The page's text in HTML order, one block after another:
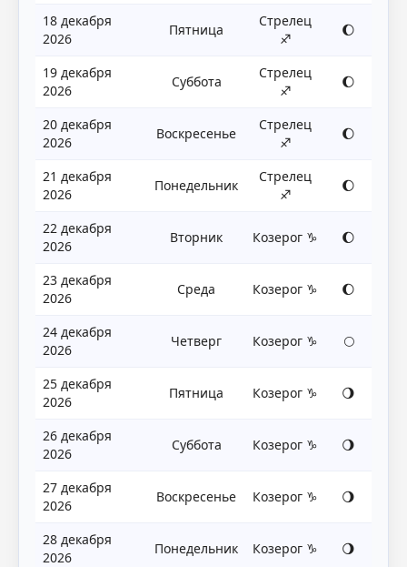
18 декабря
2026
Пятница
Стрелец
♐
🌔
19 декабря
2026
Суббота
Стрелец
♐
🌔
20 декабря
2026
Воскресенье
Стрелец
♐
🌔
21 декабря
2026
Понедельник
Стрелец
♐
🌔
22 декабря
2026
Вторник Козерог ♑ 🌔
23 декабря
2026
Среда Козерог ♑ 🌔
24 декабря
2026
Четверг Козерог ♑ 🌕
25 декабря
2026
Пятница Козерог ♑ 🌖
26 декабря
2026
Суббота Козерог ♑ 🌖
27 декабря
2026
Воскресенье Козерог ♑ 🌖
28 декабря
2026
Понедельник Козерог ♑ 🌖